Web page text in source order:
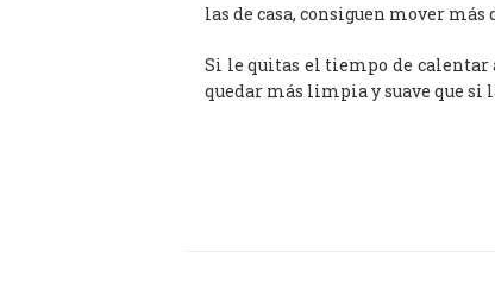
las de casa, consiguen mover
Si le quitas el tiempo de calentar
quedar más limpia y suave que si